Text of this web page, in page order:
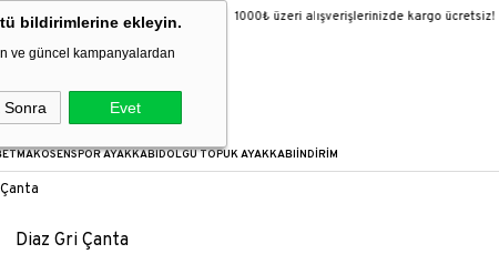
bildirimlerine ekleyin.
ve güncel kampanyalardan
Sonra Evet
siparişler aynı gün kargoda! 1000₺ üzeri alışverişlerinizde kargo ücretsiz!
MAKOSENSPOR AYAKKABIDOLGU TOPUK AYAKKABIİNDİRİM
Diaz Gri Çanta